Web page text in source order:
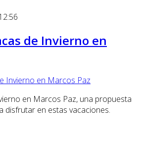
de Invierno en
en Marcos Paz, una propuesta
disfrutar en estas vacaciones.